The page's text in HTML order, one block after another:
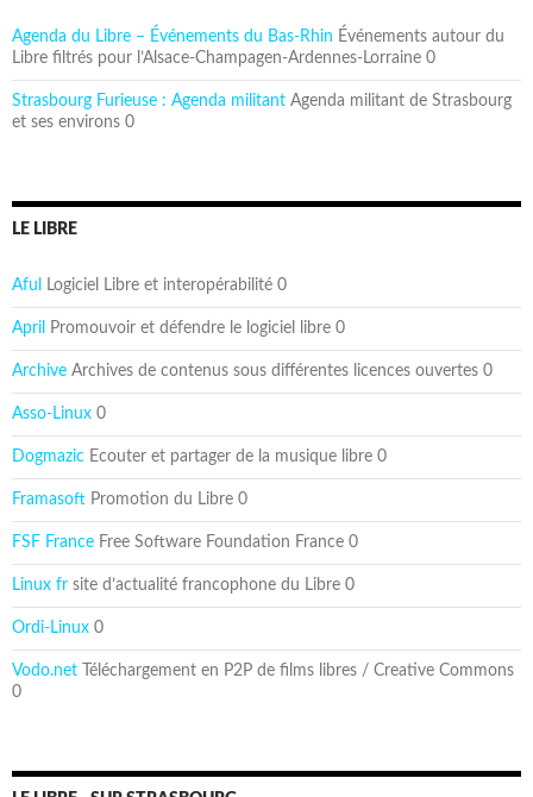
Agenda du Libre – Événements du Bas-Rhin Événements autour du
Libre filtrés pour l’Alsace-Champagen-Ardennes-Lorraine 0
Strasbourg Furieuse : Agenda militant Agenda militant de Strasbourg
et ses environs 0
LE LIBRE
Aful Logiciel Libre et interopérabilité 0
April Promouvoir et défendre le logiciel libre 0
Archive Archives de contenus sous différentes licences ouvertes 0
Asso-Linux 0
Dogmazic Ecouter et partager de la musique libre 0
Framasoft Promotion du Libre 0
FSF France Free Software Foundation France 0
Linux fr site d’actualité francophone du Libre 0
Ordi-Linux 0
Vodo.net Téléchargement en P2P de films libres / Creative Commons
0